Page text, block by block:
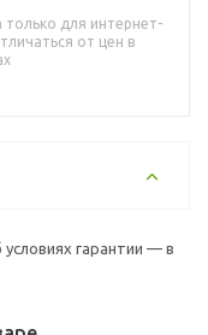
только для интернет-
от цен в
гарантии — в